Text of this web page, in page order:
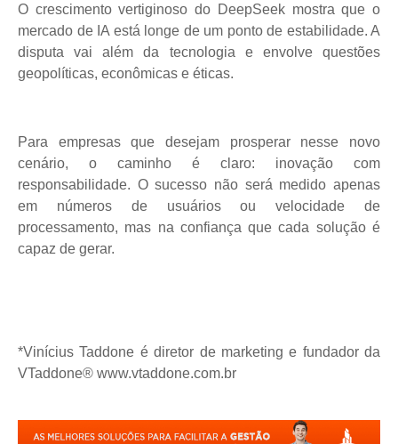
O crescimento vertiginoso do DeepSeek mostra que o
mercado de IA está longe de um ponto de estabilidade. A
disputa vai além da tecnologia e envolve questões
geopolíticas, econômicas e éticas.
Para empresas que desejam prosperar nesse novo
cenário, o caminho é claro: inovação com
responsabilidade. O sucesso não será medido apenas
em números de usuários ou velocidade de
processamento, mas na confiança que cada solução é
capaz de gerar.
*Vinícius Taddone é diretor de marketing e fundador da
VTaddone® www.vtaddone.com.br